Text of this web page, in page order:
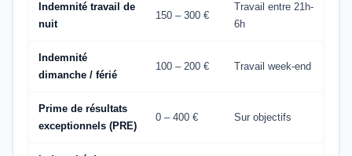
Indemnité travail de
nuit
150 – 300 €
Travail entre 21h-
6h
Indemnité
dimanche / férié
100 – 200 € Travail week-end
Prime de résultats
exceptionnels (PRE)
0 – 400 € Sur objectifs